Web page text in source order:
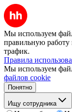
Мы используем
правильную работу
трафик.
Правила
Мы используем
файлов cookie
Понятно
Ищу сотрудника